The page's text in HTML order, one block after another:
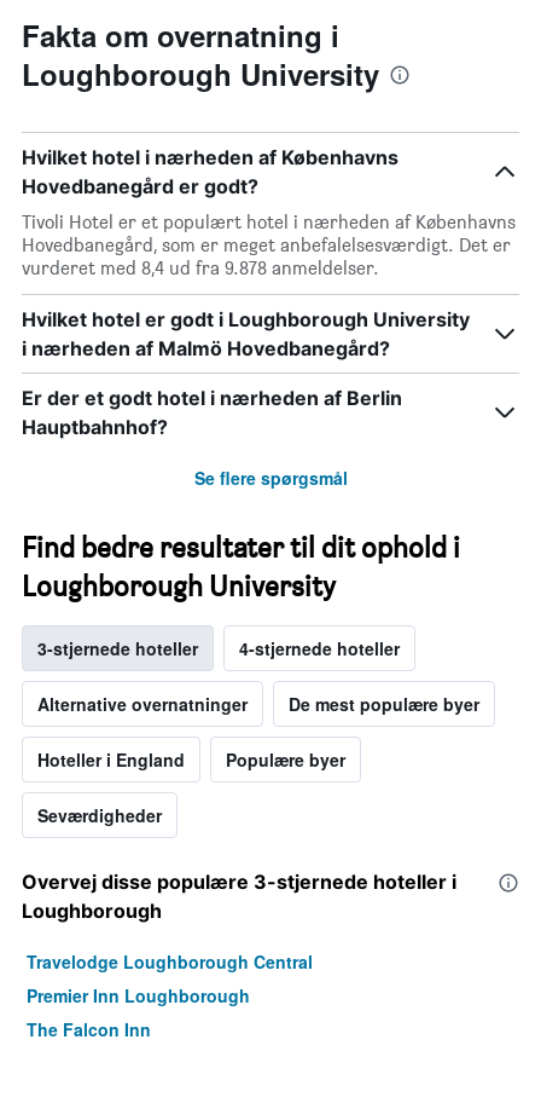
Fakta om overnatning i
Loughborough University
Hvilket hotel i nærheden af Københavns
Hovedbanegård er godt?
Tivoli Hotel er et populært hotel i nærheden af Københavns
Hovedbanegård, som er meget anbefalelsesværdigt. Det er
vurderet med 8,4 ud fra 9.878 anmeldelser.
Hvilket hotel er godt i Loughborough University
i nærheden af Malmö Hovedbanegård?
Er der et godt hotel i nærheden af Berlin
Hauptbahnhof?
Se flere spørgsmål
Find bedre resultater til dit ophold i
Loughborough University
3-stjernede hoteller 4-stjernede hoteller
Alternative overnatninger De mest populære byer
Hoteller i England Populære byer
Seværdigheder
Overvej disse populære 3-stjernede hoteller i
Loughborough
Travelodge Loughborough Central
Premier Inn Loughborough
The Falcon Inn